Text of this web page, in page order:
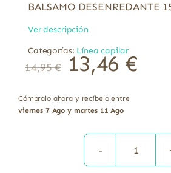
BALSAMO DESENREDANTE
Ver descripción
Categorías: Línea capilar
14,95€ 13,46 €
Cómpralo ahora y recíbelo entre
viernes 7 Ago y martes 11 Ago